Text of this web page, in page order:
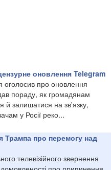
оновлення Telegram
оголосив про оновлення
пораду, як громадянам
й залишатися на зв'язку,
у Росії реко...
Трампа про перемогу над
телевізійного звернення